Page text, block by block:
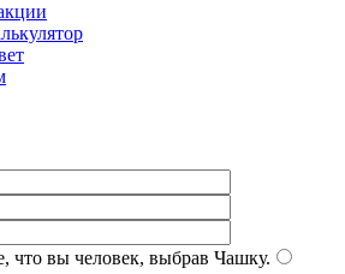
что вы человек, выбрав Чашку.